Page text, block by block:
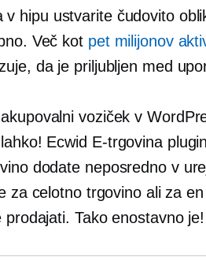
v hipu ustvarite čudovito
Več kot pet milijonov
da je priljubljen med
voziček v
Ecwid E-trgovina
dodate neposredno v
za celotno trgovino ali za
Tako enostavno je!